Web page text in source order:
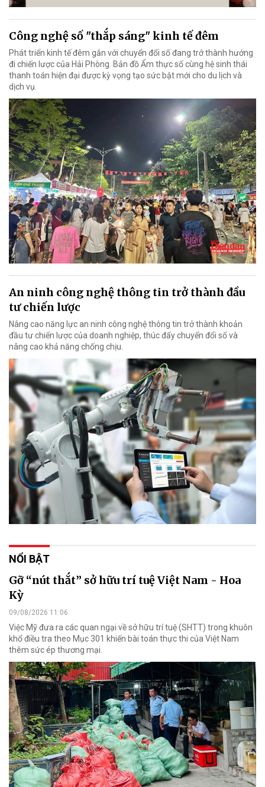
Công nghệ số "thắp sáng" kinh tế đêm
Phát triển kinh tế đêm gắn với chuyển đổi số đang trở thành hướng
đi chiến lược của Hải Phòng. Bản đồ Ẩm thực số cùng hệ sinh thái
thanh toán hiện đại được kỳ vọng tạo sức bật mới cho du lịch và
dịch vụ.
An ninh công nghệ thông tin trở thành đầu
tư chiến lược
Nâng cao năng lực an ninh công nghệ thông tin trở thành khoản
đầu tư chiến lược của doanh nghiệp, thúc đẩy chuyển đổi số và
nâng cao khả năng chống chịu.
NỔI BẬT
Gỡ “nút thắt” sở hữu trí tuệ Việt Nam - Hoa
Kỳ
09/08/2026 11:06
Việc Mỹ đưa ra các quan ngại về sở hữu trí tuệ (SHTT) trong khuôn
khổ điều tra theo Mục 301 khiến bài toán thực thi của Việt Nam
thêm sức ép thương mại.